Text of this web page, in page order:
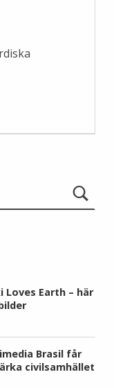
Loves Earth – här
Brasil får
civilsamhället